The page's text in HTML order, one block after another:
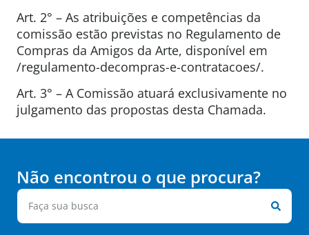
Art. 2° – As atribuições e competências da
comissão estão previstas no Regulamento de
Compras da Amigos da Arte, disponível em
/regulamento-decompras-e-contratacoes/.
Art. 3° – A Comissão atuará exclusivamente no
julgamento das propostas desta Chamada.
Não encontrou o que procura?